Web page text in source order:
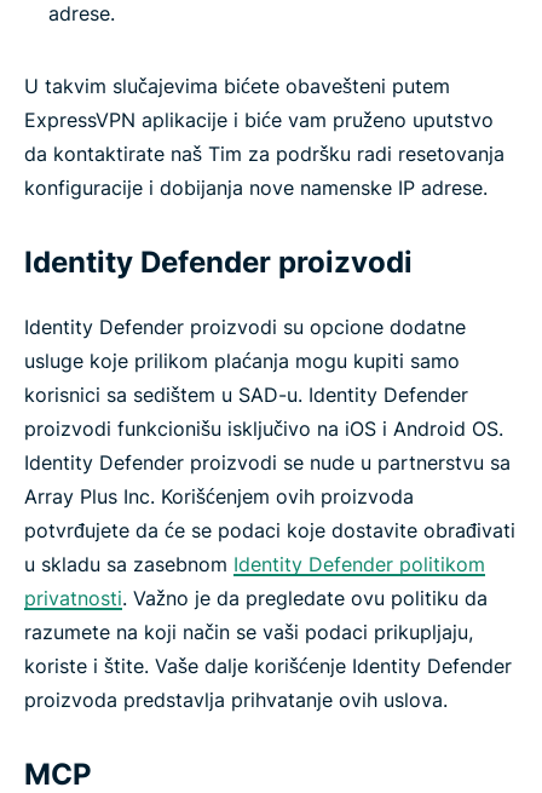
adrese.
U takvim slučajevima bićete obavešteni putem
ExpressVPN aplikacije i biće vam pruženo uputstvo
da kontaktirate naš Tim za podršku radi resetovanja
konfiguracije i dobijanja nove namenske IP adrese.
Identity Defender proizvodi
Identity Defender proizvodi su opcione dodatne
usluge koje prilikom plaćanja mogu kupiti samo
korisnici sa sedištem u SAD-u. Identity Defender
proizvodi funkcionišu isključivo na iOS i Android OS.
Identity Defender proizvodi se nude u partnerstvu sa
Array Plus Inc. Korišćenjem ovih proizvoda
potvrđujete da će se podaci koje dostavite obrađivati
u skladu sa zasebnom Identity Defender politikom
privatnosti. Važno je da pregledate ovu politiku da
razumete na koji način se vaši podaci prikupljaju,
koriste i štite. Vaše dalje korišćenje Identity Defender
proizvoda predstavlja prihvatanje ovih uslova.
MCP